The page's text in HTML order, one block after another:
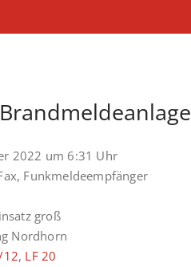
2022 um 6:31 Uhr
Funkmeldeempfänger
groß
Nordhorn
12, LF 20